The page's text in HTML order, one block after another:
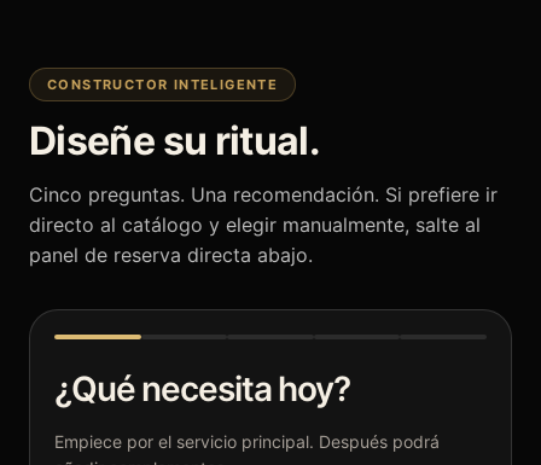
CONSTRUCTOR INTELIGENTE
Diseñe su ritual.
Cinco preguntas. Una recomendación. Si prefiere ir
directo al catálogo y elegir manualmente, salte al
panel de reserva directa abajo.
¿Qué necesita hoy?
Empiece por el servicio principal. Después podrá